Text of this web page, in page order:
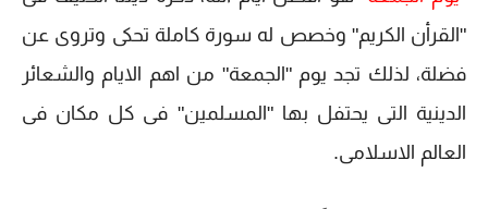
"القرأن الكريم" وخصص له سورة كاملة تحكى وتروى عن
فضلة، لذلك تجد يوم "الجمعة" من اهم الايام والشعائر
الدينية التى يحتفل بها "المسلمين" فى كل مكان فى
العالم الاسلامى.